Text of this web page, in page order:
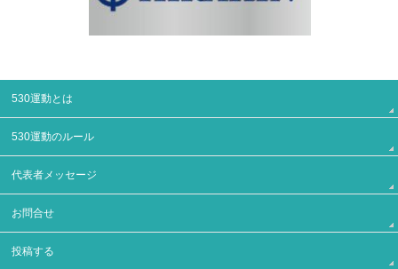
530運動とは
530運動のルール
代表者メッセージ
お問合せ
投稿する